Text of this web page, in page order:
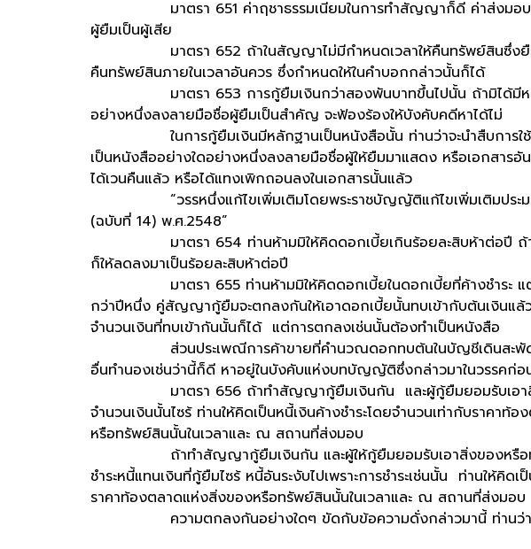
มาตรา 651 ค่าฤชาธรรมเนียมในการทำสัญญาก็ดี ค่าส่งมอบแ
ผู้ยืมเป็นผู้เสีย
มาตรา 652 ถ้าในสัญญาไม่มีกำหนดเวลาให้คืนทรัพย์สินซึ่งยืมไ
คืนทรัพย์สินภายในเวลาอันควร ซึ่งกำหนดให้ในคำบอกกล่าวนั้นก็ได้
มาตรา 653 การกู้ยืมเงินกว่าสองพันบาทขึ้นไปนั้น ถ้ามิได้มีหลัก
อย่างหนึ่งลงลายมือชื่อผู้ยืมเป็นสำคัญ จะฟ้องร้องให้บังคับคดีหาได้ไม่
ในการกู้ยืมเงินมีหลักฐานเป็นหนังสือนั้น ท่านว่าจะนำสืบการใช้เ
เป็นหนังสืออย่างใดอย่างหนึ่งลงลายมือชื่อผู้ให้ยืมมาแสดง หรือเอกสาร
ได้เวนคืนแล้ว หรือได้แทงเพิกถอนลงในเอกสารนั้นแล้ว
“วรรหนึ่งแก้ไขเพิ่มเติมโดยพระราชบัญญัติแก้ไขเพิ่มเติมประม
(ฉบับที่ 14) พ.ศ.2548”
มาตรา 654 ท่านห้ามมิให้คิดดอกเบี้ยเกินร้อยละสิบห้าต่อปี ถ้า
ก็ให้ลดลงมาเป็นร้อยละสิบห้าต่อปี
มาตรา 655 ท่านห้ามมิให้คิดดอกเบี้ยในดอกเบี้ยที่ค้างชำระ แต่ท
กว่าปีหนึ่ง คู่สัญญากู้ยืมจะตกลงกันให้เอาดอกเบี้ยนั้นทบเข้ากับต้นเงินแล้
จำนวนเงินที่ทบเข้ากันนั้นก็ได้ แต่การตกลงเช่นนั้นต้องทำเป็นหนังสือ
ส่วนประเพณีการค้าขายที่คำนวณดอกทบต้นในบัญชีเดินสะพัดก็
อื่นทำนองเช่นว่านี้ก็ดี หาอยู่ในบังคับแห่งบทบัญญัติซึ่งกล่าวมาในวรรคก่อ
มาตรา 656 ถ้าทำสัญญากู้ยืมเงินกัน และผู้กู้ยืมยอมรับเอาสิ่ง
จำนวนเงินนั้นไซร้ ท่านให้คิดเป็นหนี้เงินค้างชำระโดยจำนวนเท่ากับราคาท้
หรือทรัพย์สินนั้นในเวลาและ ณ สถานที่ส่งมอบ
ถ้าทำสัญญากู้ยืมเงินกัน และผู้ให้กู้ยืมยอมรับเอาสิ่งของหรือท
ชำระหนี้แทนเงินที่กู้ยืมไซร้ หนี้อันระงับไปเพราะการชำระเช่นนั้น ท่านให้คิดเ
ราคาท้องตลาดแห่งสิ่งของหรือทรัพย์สินนั้นในเวลาและ ณ สถานที่ส่งมอบ
ความตกลงกันอย่างใดๆ ขัดกับข้อความดั่งกล่าวมานี้ ท่านว่าเ